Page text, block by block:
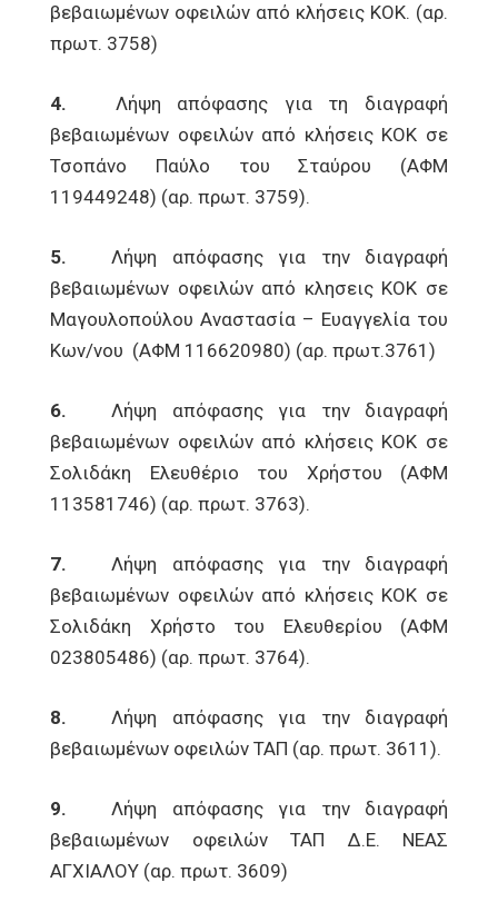
βεβαιωμένων οφειλών από κλήσεις ΚΟΚ. (αρ.
πρωτ. 3758)
4. Λήψη απόφασης για τη διαγραφή
βεβαιωμένων οφειλών από κλήσεις ΚΟΚ σε
Τσοπάνο Παύλο του Σταύρου (ΑΦΜ
119449248) (αρ. πρωτ. 3759).
5.
Λήψη απόφασης για την διαγραφή
βεβαιωμένων οφειλών από κλησεις ΚΟΚ σε
Μαγουλοπούλου Αναστασία – Ευαγγελία του
Κων/νου (ΑΦΜ 116620980) (αρ. πρωτ.3761)
6.
Λήψη απόφασης για την διαγραφή
βεβαιωμένων οφειλών από κλήσεις ΚΟΚ σε
Σολιδάκη Ελευθέριο του Χρήστου (ΑΦΜ
113581746) (αρ. πρωτ. 3763).
7.
Λήψη απόφασης για την διαγραφή
βεβαιωμένων οφειλών από κλήσεις ΚΟΚ σε
Σολιδάκη Χρήστο του Ελευθερίου (ΑΦΜ
023805486) (αρ. πρωτ. 3764).
8. Λήψη απόφασης για την διαγραφή
βεβαιωμένων οφειλών ΤΑΠ (αρ. πρωτ. 3611).
9.
Λήψη απόφασης για την διαγραφή
βεβαιωμένων οφειλών ΤΑΠ Δ.Ε. ΝΕΑΣ
ΑΓΧΙΑΛΟΥ (αρ. πρωτ. 3609)